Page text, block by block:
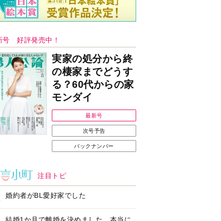
号 好評発売中！
実家の処分から終
の棲家までどうす
る？60代からの家
モンダイ
最新号
次号予告
バックナンバー
注目トピ
婚約者がBL愛好家でした